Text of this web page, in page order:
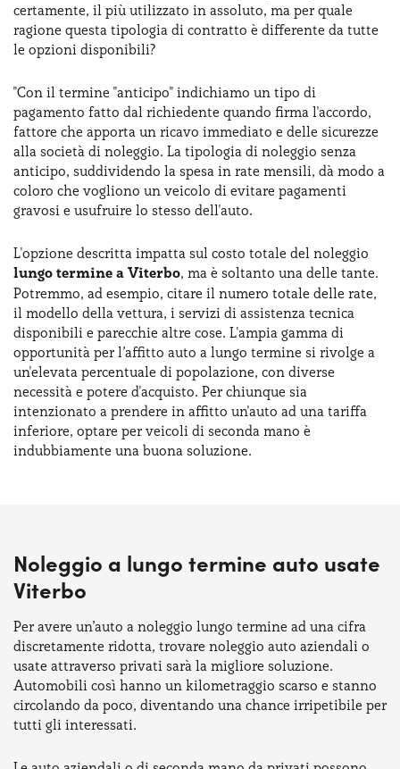
certamente, il più utilizzato in assoluto, ma per quale
ragione questa tipologia di contratto è differente da tutte
le opzioni disponibili?
"Con il termine "anticipo" indichiamo un tipo di
pagamento fatto dal richiedente quando firma l'accordo,
fattore che apporta un ricavo immediato e delle sicurezze
alla società di noleggio. La tipologia di noleggio senza
anticipo, suddividendo la spesa in rate mensili, dà modo a
coloro che vogliono un veicolo di evitare pagamenti
gravosi e usufruire lo stesso dell'auto.
L'opzione descritta impatta sul costo totale del noleggio
lungo termine a Viterbo, ma è soltanto una delle tante.
Potremmo, ad esempio, citare il numero totale delle rate,
il modello della vettura, i servizi di assistenza tecnica
disponibili e parecchie altre cose. L'ampia gamma di
opportunità per l’affitto auto a lungo termine si rivolge a
un'elevata percentuale di popolazione, con diverse
necessità e potere d'acquisto. Per chiunque sia
intenzionato a prendere in affitto un'auto ad una tariffa
inferiore, optare per veicoli di seconda mano è
indubbiamente una buona soluzione.
Noleggio a lungo termine auto usate
Viterbo
Per avere un’auto a noleggio lungo termine ad una cifra
discretamente ridotta, trovare noleggio auto aziendali o
usate attraverso privati sarà la migliore soluzione.
Automobili così hanno un kilometraggio scarso e stanno
circolando da poco, diventando una chance irripetibile per
tutti gli interessati.